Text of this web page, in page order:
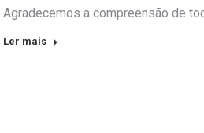
Agradecemos a compreensão de
Ler mais